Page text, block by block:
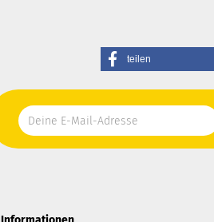
teilen